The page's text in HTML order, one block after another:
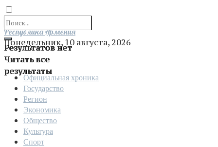
Результатов нет
Читать все
результаты
Отправить
Республика Армения
Понедельник, 10 августа, 2026
Официальная хроника
Государство
Регион
Экономика
Общество
Культура
Спорт